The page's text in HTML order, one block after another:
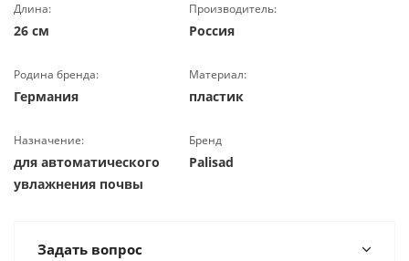
Длина:
26 см
Производитель:
Россия
Родина бренда:
Германия
Материал:
пластик
Назначение:
для автоматического
увлажнения почвы
Бренд
Palisad
Задать вопрос